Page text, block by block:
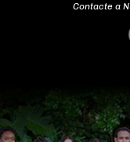
Contacte a